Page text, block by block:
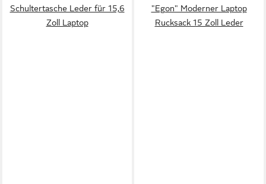
Schultertasche Leder für 15,6
Zoll Laptop
"Egon" Moderner Laptop
Rucksack 15 Zoll Leder